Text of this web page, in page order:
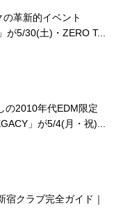
革新的イベント
が5/30(土)・ZERO T...
の2010年代EDM限定
」が5/4(月・祝)...
宿クラブ完全ガイド｜